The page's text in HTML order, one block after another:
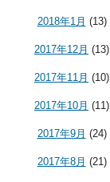
2018年1月 (13)
2017年12月 (13)
2017年11月 (10)
2017年10月 (11)
2017年9月 (24)
2017年8月 (21)